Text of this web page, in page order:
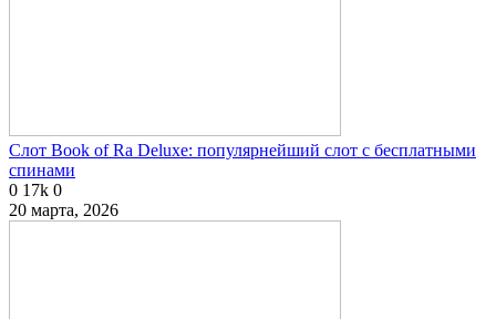
Слот Book of Ra Deluxe: популярнейший слот с бесплатными
спинами
0 17k 0
20 марта, 2026